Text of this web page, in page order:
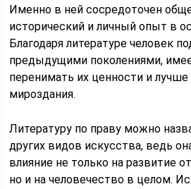
Именно в ней сосредоточен
исторический и личный опыт в
Благодаря литературе человек
предыдущими поколениями,
перенимать их ценности и
мироздания.
Литературу по праву можно
других видов искусства, ведь
влияние не только на развитие
но и на человечество в целом.